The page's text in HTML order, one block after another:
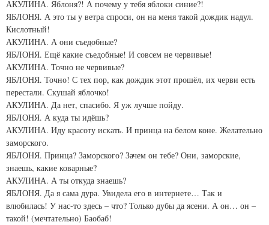
АКУЛИНА. Яблоня?! А почему у тебя яблоки синие?!
ЯБЛОНЯ. А это ты у ветра спроси, он на меня такой дождик надул.
Кислотный!
АКУЛИНА. А они съедобные?
ЯБЛОНЯ. Ещё какие съедобные! И совсем не червивые!
АКУЛИНА. Точно не червивые?
ЯБЛОНЯ. Точно! С тех пор, как дождик этот прошёл, их черви есть
перестали. Скушай яблочко!
АКУЛИНА. Да нет, спасибо. Я уж лучше пойду.
ЯБЛОНЯ. А куда ты идёшь?
АКУЛИНА. Иду красоту искать. И принца на белом коне. Желательно
заморского.
ЯБЛОНЯ. Принца? Заморского? Зачем он тебе? Они, заморские,
знаешь, какие коварные?
АКУЛИНА. А ты откуда знаешь?
ЯБЛОНЯ. Да я сама дура. Увидела его в интернете… Так и
влюбилась! У нас-то здесь – что? Только дубы да ясени. А он… он –
такой! (мечтательно) Баобаб!